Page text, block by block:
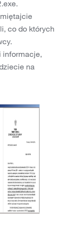
co do których
informacje,
na